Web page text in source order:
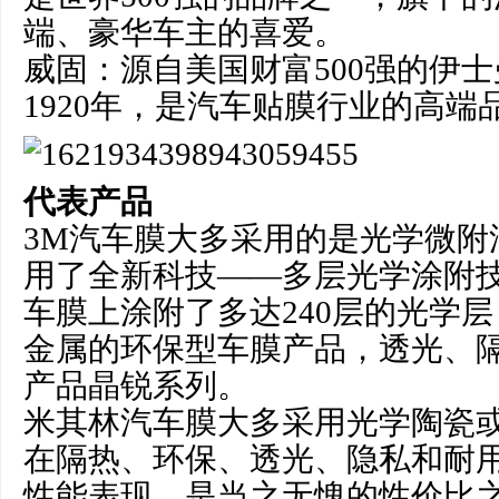
端、豪华车主的喜爱。
威固：源自美国财富500强的伊
1920年，是汽车贴膜行业的高端
代表产品
3M汽车膜大多采用的是光学微
用了全新科技——多层光学涂附
车膜上涂附了多达240层的光学
金属的环保型车膜产品，透光、
产品晶锐系列。
米其林汽车膜大多采用光学陶瓷
在隔热、环保、透光、隐私和耐